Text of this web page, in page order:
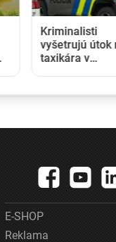
Kriminalisti
vyšetrujú útok
taxikára v
zraneniami
nemocnici
E-SHOP
Reklama